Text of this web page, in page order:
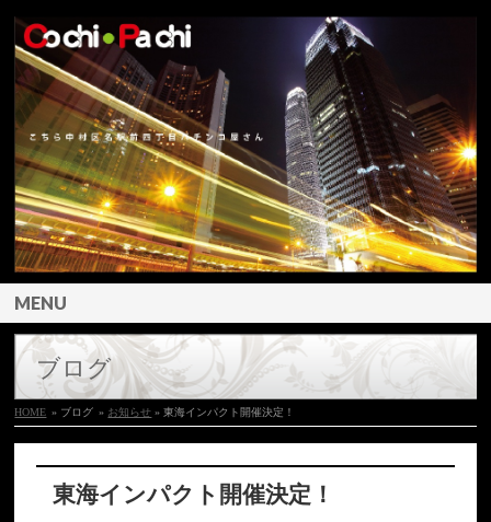
MENU
ブログ
HOME » ブログ » お知らせ » 東海インパクト開催決定！
東海インパクト開催決定！